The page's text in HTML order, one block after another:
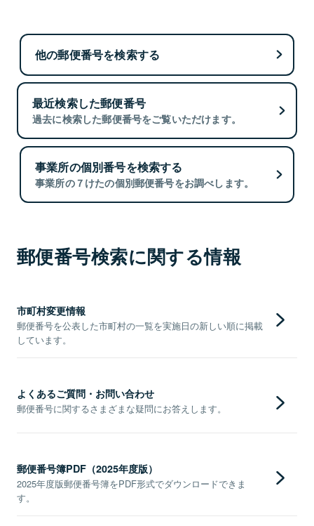
他の郵便番号を検索する
最近検索した郵便番号
過去に検索した郵便番号をご覧いただけます。
事業所の個別番号を検索する
事業所の７けたの個別郵便番号をお調べします。
郵便番号検索に関する情報
市町村変更情報
郵便番号を公表した市町村の一覧を実施日の新しい順に掲載
しています。
よくあるご質問・お問い合わせ
郵便番号に関するさまざまな疑問にお答えします。
郵便番号簿PDF（2025年度版）
2025年度版郵便番号簿をPDF形式でダウンロードできま
す。